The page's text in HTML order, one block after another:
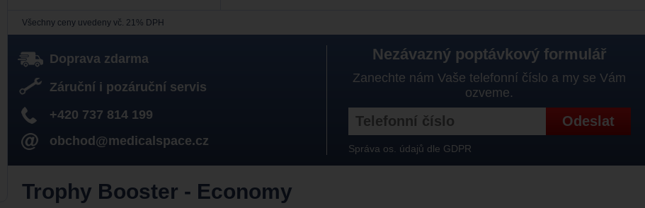
Všechny ceny uvedeny vč. 21% DPH
Nezávazný poptávkový formulář
Zanechte nám Vaše telefonní číslo a my se Vám
ozveme.
Správa os. údajů dle GDPR
Doprava zdarma
Záruční i pozáruční servis
+420 737 814 199
obchod@medicalspace.cz
Trophy Booster - Economy